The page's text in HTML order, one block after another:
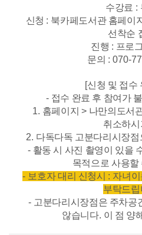
수강료 :
신청 : 북카페도서관 홈페이지
선착순
진행 : 프로
문의 : 070-
[신청 및 접수
- 접수 완료 후 참여가
1. 홈페이지 > 나만의도서
취소하
2. 다독다독 고분다리시장
- 활동 시 사진 촬영이 있을
목적으로 사용할
- 보호자 대리 신청시 : 자녀이
부탁드
- 고분다리시장점은 주차공
않습니다. 이 점 양